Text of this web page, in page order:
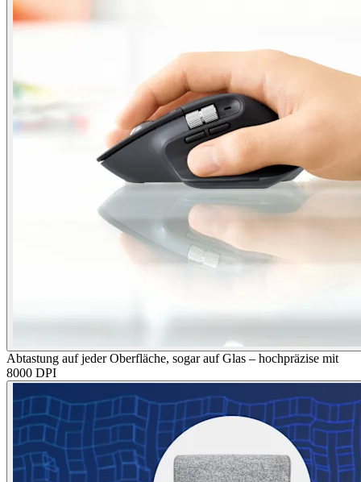
Abtastung auf jeder Oberfläche, sogar auf Glas – hochpräzise mit
8000 DPI